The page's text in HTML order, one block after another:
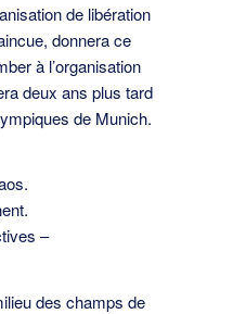
de libération
donnera ce
à l’organisation
deux ans plus tard
de Munich.
–
des champs de